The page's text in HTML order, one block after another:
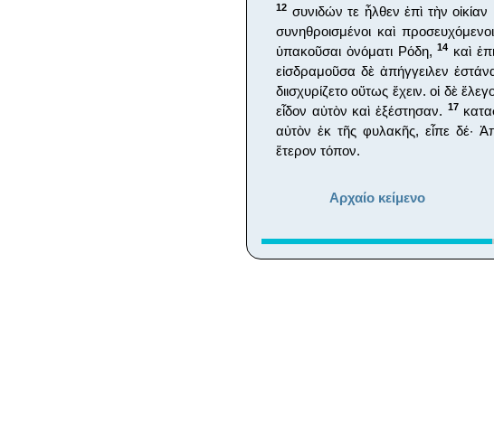
12 συνιδών τε ἦλθεν ἐπὶ τὴν
συνηθροισμένοι καὶ
ὑπακοῦσαι ὀνόματι Ρόδη,14 καὶ
εἰσδραμοῦσα δὲ ἀπήγγειλεν
διισχυρίζετο οὕτως ἔχειν. οἱ δὲ
εἶδον αὐτὸν καὶ ἐξέστησαν. 17
αὐτὸν ἐκ τῆς φυλακῆς, εἶπε δέ·
ἕτερον τόπον.
Αρχαίο κείμενο